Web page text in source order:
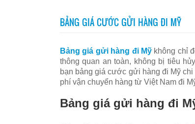
BẢNG GIÁ CƯỚC GỬI HÀNG ĐI MỸ
Bảng giá gửi hàng đi Mỹ không chỉ
thông quan an toàn, không bị tiêu
bạn bảng giá cước gửi hàng đi Mỹ
phí vận chuyển hàng từ Việt Nam đi
Bảng giá gửi hàng đi